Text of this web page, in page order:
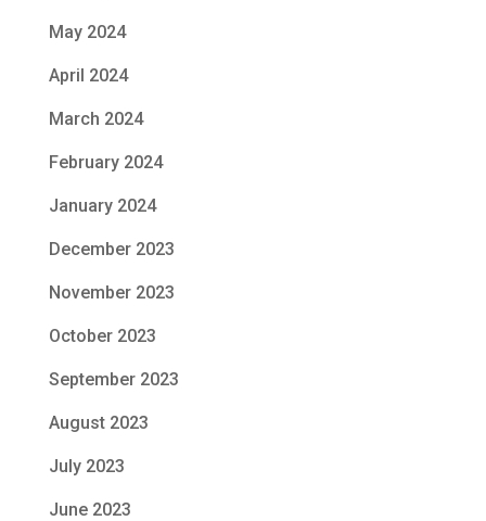
May 2024
April 2024
March 2024
February 2024
January 2024
December 2023
November 2023
October 2023
September 2023
August 2023
July 2023
June 2023